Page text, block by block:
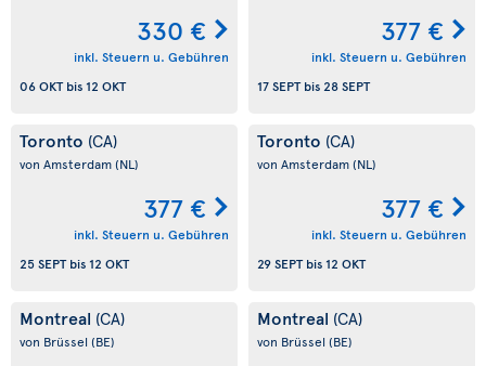
330 €
inkl. Steuern u. Gebühren
06 OKTbis 12 OKT
377 €
inkl. Steuern u. Gebühren
17 SEPTbis28 SEPT
Toronto (CA)
von Amsterdam(NL)
377 €
inkl. Steuern u. Gebühren
25 SEPTbis 12 OKT
Toronto (CA)
von Amsterdam(NL)
377 €
inkl. Steuern u. Gebühren
29 SEPTbis 12 OKT
Montreal (CA)
von Brüssel (BE)
Montreal (CA)
von Brüssel (BE)